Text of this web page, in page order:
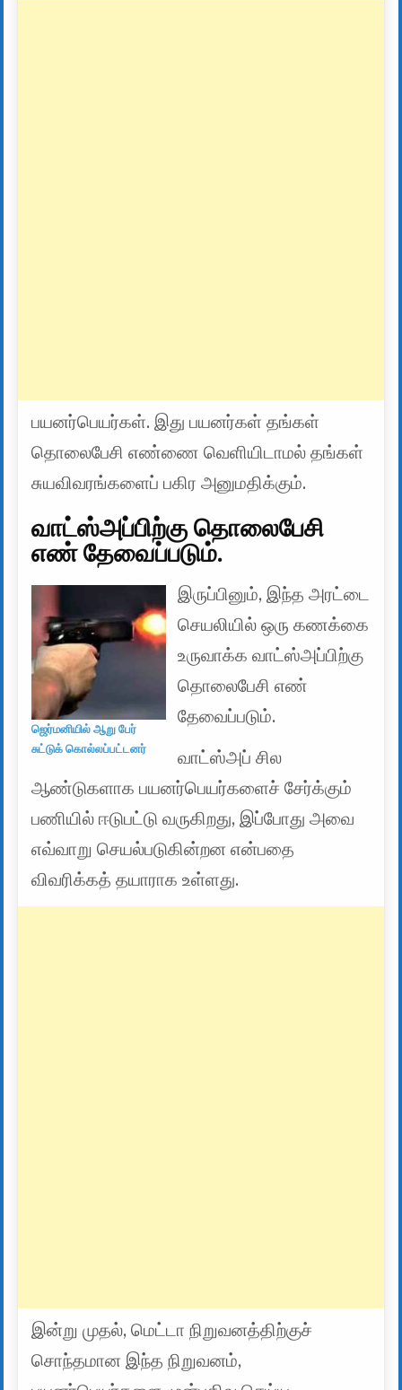
பயனர்பெயர்கள். இது பயனர்கள் தங்கள்
தொலைபேசி எண்ணை வெளியிடாமல் தங்கள்
சுயவிவரங்களைப் பகிர அனுமதிக்கும்.
வாட்ஸ்அப்பிற்கு தொலைபேசி
எண் தேவைப்படும்.
ஜெர்மனியில் ஆறு பேர்
சுட்டுக் கொல்லப்பட்டனர்
இருப்பினும், இந்த அரட்டை
செயலியில் ஒரு கணக்கை
உருவாக்க வாட்ஸ்அப்பிற்கு
தொலைபேசி எண்
தேவைப்படும்.
வாட்ஸ்அப் சில
ஆண்டுகளாக பயனர்பெயர்களைச் சேர்க்கும்
பணியில் ஈடுபட்டு வருகிறது, இப்போது அவை
எவ்வாறு செயல்படுகின்றன என்பதை
விவரிக்கத் தயாராக உள்ளது.
இன்று முதல், மெட்டா நிறுவனத்திற்குச்
சொந்தமான இந்த நிறுவனம்,